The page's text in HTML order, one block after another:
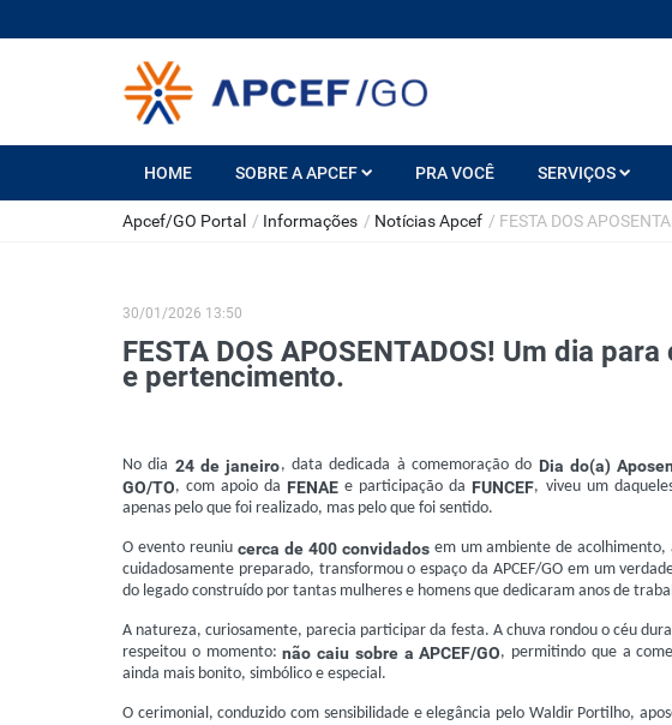
HOME SOBRE A APCEF PRA VOCÊ SERVIÇOS
Apcef/GO Portal / Informações / Notícias Apcef / FESTA DOS
30/01/2026 13:50
FESTA DOS APOSENTADOS! Um dia
e pertencimento.
No dia 24 de janeiro, data dedicada à comemoração do Dia do(a)
GO/TO, com apoio da FENAE e participação da FUNCEF, viveu um
apenas pelo que foi realizado, mas pelo que foi sentido.
O evento reuniu cerca de 400 convidadosem um ambiente de
cuidadosamente preparado, transformou o espaço da APCEF/GO em um
do legado construído por tantas mulheres e homens que dedicaram anos de
A natureza, curiosamente, parecia participar da festa. A chuva rondou o céu
respeitou o momento:não caiu sobre a APCEF/GO, permitindo que a
ainda mais bonito, simbólico e especial.
O cerimonial, conduzido com sensibilidade e elegância pelo Waldir Portilho,